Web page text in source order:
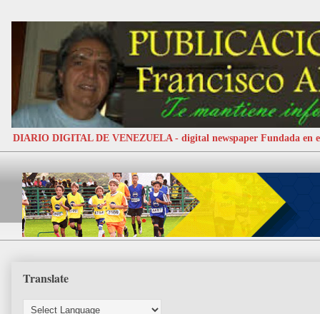
DIARIO DIGITAL DE VENEZUELA - digital newspaper Fundada en
Translate